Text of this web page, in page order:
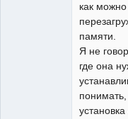
как
памяти.
Я не
где она